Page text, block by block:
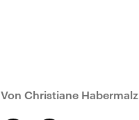
Von Christiane Habermalz